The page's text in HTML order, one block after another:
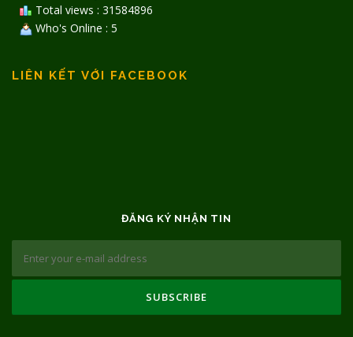
Total views : 31584896
Who's Online : 5
LIÊN KẾT VỚI FACEBOOK
ĐĂNG KÝ NHẬN TIN